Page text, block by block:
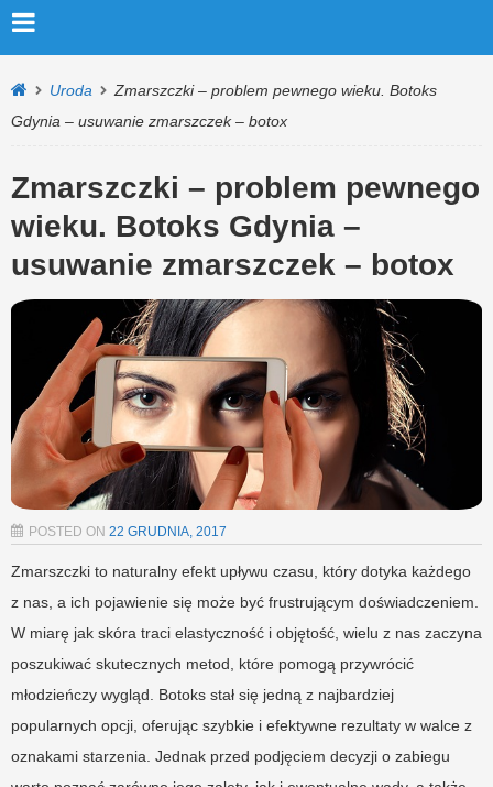
Uroda
Zmarszczki – problem pewnego wieku. Botoks
Gdynia – usuwanie zmarszczek – botox
Zmarszczki – problem pewnego
wieku. Botoks Gdynia –
usuwanie zmarszczek – botox
POSTED ON 22 GRUDNIA, 2017
Zmarszczki to naturalny efekt upływu czasu, który dotyka każdego
z nas, a ich pojawienie się może być frustrującym doświadczeniem.
W miarę jak skóra traci elastyczność i objętość, wielu z nas zaczyna
poszukiwać skutecznych metod, które pomogą przywrócić
młodzieńczy wygląd. Botoks stał się jedną z najbardziej
popularnych opcji, oferując szybkie i efektywne rezultaty w walce z
oznakami starzenia. Jednak przed podjęciem decyzji o zabiegu